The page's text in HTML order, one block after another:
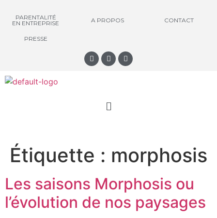
PARENTALITÉ
EN ENTREPRISE
A PROPOS CONTACT
PRESSE
Étiquette : morphosis
Les saisons Morphosis ou
l’évolution de nos paysages